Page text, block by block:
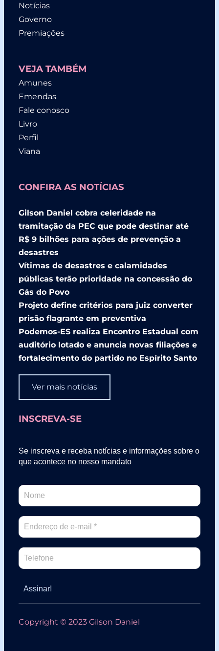
Notícias
Governo
Premiações
VEJA TAMBÉM
Amunes
Emendas
Fale conosco
Livro
Perfil
Viana
CONFIRA AS NOTÍCIAS
Gilson Daniel cobra celeridade na
tramitação da PEC que pode destinar até
R$ 9 bilhões para ações de prevenção a
desastres
Vítimas de desastres e calamidades
públicas terão prioridade na concessão do
Gás do Povo
Projeto define critérios para juiz converter
prisão flagrante em preventiva
Podemos-ES realiza Encontro Estadual com
auditório lotado e anuncia novas filiações e
fortalecimento do partido no Espírito Santo
Ver mais notícias
INSCREVA-SE
Se inscreva e receba notícias e informações sobre o
que acontece no nosso mandato
Copyright © 2023 Gilson Daniel